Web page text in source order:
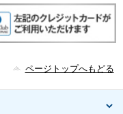
ページトップへもどる